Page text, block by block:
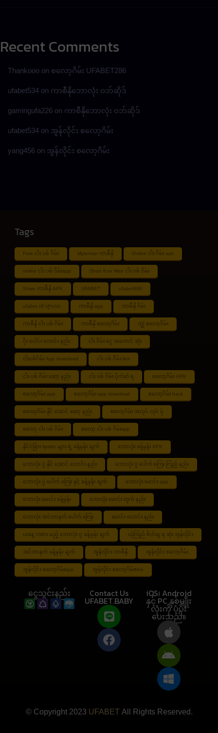
Recent Comments
Thankooo on စလော့ဂိမ်း UFABET286
ufabet534 on ကာစီနိုဘောလုံး ဝဘ်ဆိုဒ်
gamingufa226 on ကာစီနိုဘောလုံး ဝဘ်ဆိုဒ်
ufabet534 on အွန်လိုင်း စလော့ဂိမ်း
yang456 on အွန်လိုင်း စလော့ဂိမ်း
Tags
Free ငါး ပစ် ဂိမ်း Myanmar ကာစီနို Online ငါး ဂိမ်း apk
online ငါး ပစ် ဂိမ်းapp Shan Koe Mee ငါး ပစ် ဂိမ်း
Shwe ကာစီနို APK UFABET ufabet888
ufabet เข้าสู่ระบบ ကာစီနို app ကာစီနို ဂိမ်း
ကာစီနို ငါး ပစ် ဂိမ်း ကာစီနို စလော့ဂိမ်း ကျွဲ စလော့ဂိမ်း
ဂိုး ပေါင်း လောင်း နည်း ငါး ဂိမ်း ငွေ အကောင် ဆုံး
ငါးပစ်ဂိမ်း App download ငါး ပစ် ဂိမ်း link
ငါး ပစ် ဂိမ်း ဆော့ နည်း ငါး ပစ် ဂိမ်း ပိုက်ဆံ ရ စလော့ဂိမ်း APK
စလော့ဂိမ်း app စလော့ဂိမ်း app download စလော့ဂိမ်း hack
စလော့ဂိမ်း နိုင် အောင် ဆော့ နည်း စလော့ဂိမ်း အလုပ် လုပ် ပုံ
စလော့ ငါး ပစ် ဂိမ်း စလော့ ငါး ပစ် ဂိမ်းapp
နိုင်ငံခြား tipster များ ရဲ့ ခန့်မှန်း ချက် ဘောလုံး ခန့်မှန်း APK
ဘောလုံး ပွဲ နိုင် အောင် လောင်း နည်း ဘောလုံး ပွဲ ပေါက် ကြေး ကြည့် နည်း
ဘောလုံး ပွဲ ပေါက် ကြေး နှင့် ခန့်မှန်း ချက် ဘောလုံး မောင်း app
ဘောလုံး မောင်း ခန့်မှန်း ဘောလုံး မောင်း တွက် နည်း
ဘောလုံး အင်တာနက် ပေါက် ကြေး မောင်း လောင်း နည်း
ယနေ့ ကစား မည့် ဘောလုံး ပွဲ ခန့်မှန်း ချက် ယုံကြည် စိတ်ချ ရ ဆုံး အွန်လိုင်း
အင်တာနက် ခန့်မှန်း ချက် အွန်လိုင်း ကာစီနို အွန်လိုင်း စလော့ဂိမ်း
အွန်လိုင်း စလော့ဂိမ်းapp အွန်လိုင်း စလော့ဂိမ်းfree
ငွေသွင်းနည်း Contact Us
UFABET.BABY
iOS၊ Android
နှင့် PC နှစ်မျိုး
လုံးကို ပံ့ပိုး
ပေးသည်။
© Copyright 2023 UFABETAll Rights Reserved.